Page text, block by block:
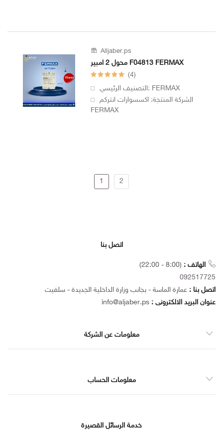
Alljaber.ps
محول 2 امبير F04813 FERMAX
(4)
التصنيف الرئيسي: FERMAX
الشركة المنتجة: اكسسوارات انتركم
FERMAX
1 2
اتصل بنا
الهاتف : (8:00 - 22:00)
092517725
اتصل بنا : عمارة الماسة - بجانب وزارة الداخلية الجديدة - سلفيت
عنوان البريد الالكترونى : info@aljaber.ps
معلومات عن الشركة
معلومات الحساب
خدمة الرسائل القصيرة